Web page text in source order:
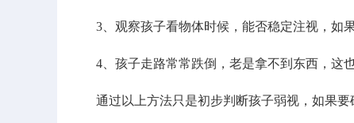
3、观察孩子看物体时候，能否稳定注视，如
4、孩子走路常常跌倒，老是拿不到东西，这也
通过以上方法只是初步判断孩子弱视，如果要